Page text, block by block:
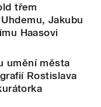
třem
Jakubu
Haasovi
umění města
Rostislava